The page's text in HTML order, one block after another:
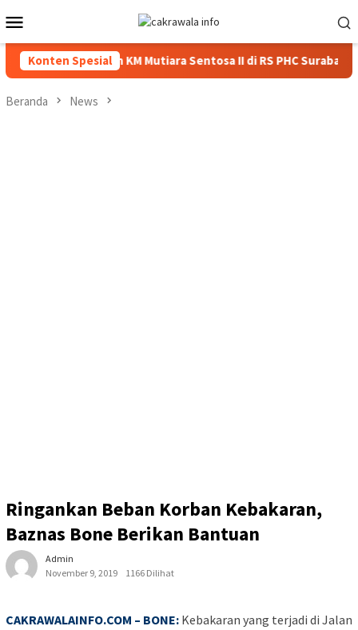
ke
kontenMobile
Konten Spesial
Korban KM Mutiara Sentosa II di RS PHC Surabaya
Beranda News
Ringankan Beban Korban Kebakaran,
Baznas Bone Berikan Bantuan
Admin
November 9, 2019
1166 Dilihat
CAKRAWALAINFO.COM – BONE: Kebakaran yang terjadi di Jalan